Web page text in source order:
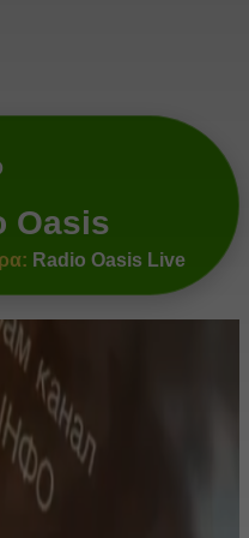
Oasis
Radio Oasis Live